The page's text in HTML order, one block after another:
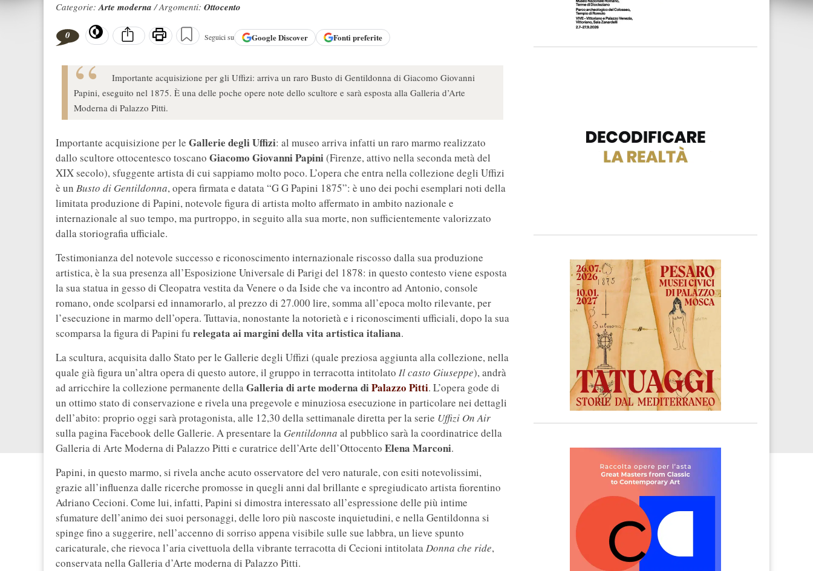
Categorie:Arte moderna/ Argomenti: Ottocento
0 Seguici su GoogleDiscover Fonti preferite
Importante acquisizione per gli Uffizi: arriva un raro Busto di Gentildonna di Giacomo Giovanni
Papini, eseguito nel 1875. È una delle poche opere note dello scultore e sarà esposta alla Galleria d’Arte
Moderna di Palazzo Pitti.
Importante acquisizione per le Gallerie degli Uffizi: al museo arriva infatti un raro marmo realizzato
dallo scultore ottocentesco toscano Giacomo Giovanni Papini(Firenze, attivo nella seconda metà del
XIX secolo), sfuggente artista di cui sappiamo molto poco. L’opera che entra nella collezione degli Uffizi
è un Busto di Gentildonna, opera firmata e datata “G G Papini 1875”: è uno dei pochi esemplari noti della
limitata produzione di Papini, notevole figura di artista molto affermato in ambito nazionale e
internazionale al suo tempo, ma purtroppo, in seguito alla sua morte, non sufficientemente valorizzato
dalla storiografia ufficiale.
Testimonianza del notevole successo e riconoscimento internazionale riscosso dalla sua produzione
artistica, è la sua presenza all’Esposizione Universale di Parigi del 1878: in questo contesto viene esposta
la sua statua in gesso di Cleopatra vestita da Venere o da Iside che va incontro ad Antonio, console
romano, onde scolparsi ed innamorarlo, al prezzo di 27.000 lire, somma all’epoca molto rilevante, per
l’esecuzione in marmo dell’opera. Tuttavia, nonostante la notorietà e i riconoscimenti ufficiali, dopo la sua
scomparsa la figura di Papini fu relegata ai margini della vita artistica italiana.
La scultura, acquisita dallo Stato per le Gallerie degli Uffizi (quale preziosa aggiunta alla collezione, nella
quale già figura un’altra opera di questo autore, il gruppo in terracotta intitolato Il casto Giuseppe), andrà
ad arricchire la collezione permanente dellaGalleria di arte moderna diPalazzo Pitti. L’opera gode di
un ottimo stato di conservazione e rivela una pregevole e minuziosa esecuzione in particolare nei dettagli
dell’abito: proprio oggi sarà protagonista, alle 12,30 della settimanale diretta per la serie Uffizi On Air
sulla pagina Facebook delle Gallerie. A presentare la Gentildonna al pubblico sarà la coordinatrice della
Galleria di Arte Moderna di Palazzo Pitti e curatrice dell’Arte dell’Ottocento Elena Marconi.
Papini, in questo marmo, si rivela anche acuto osservatore del vero naturale, con esiti notevolissimi,
grazie all’influenza dalle ricerche promosse in quegli anni dal brillante e spregiudicato artista fiorentino
Adriano Cecioni. Come lui, infatti, Papini si dimostra interessato all’espressione delle più intime
sfumature dell’animo dei suoi personaggi, delle loro più nascoste inquietudini, e nella Gentildonna si
spinge fino a suggerire, nell’accenno di sorriso appena visibile sulle sue labbra, un lieve spunto
caricaturale, che rievoca l’aria civettuola della vibrante terracotta di Cecioni intitolataDonna che ride,
conservata nella Galleria d’Arte moderna di Palazzo Pitti.